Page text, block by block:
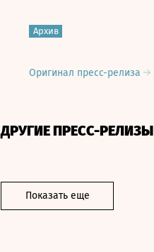
Архив
Оригинал пресс-релиза
ДРУГИЕ ПРЕСС-РЕЛИЗЫ
Показать еще